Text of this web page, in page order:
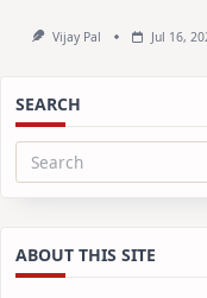
Vijay Pal Jul 16,
SEARCH
Search
ABOUT THIS SITE